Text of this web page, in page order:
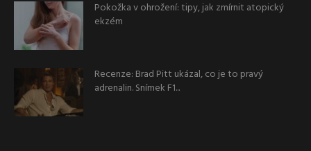
Pokožka v ohrožení: tipy, jak zmírnit atopický
ekzém
Recenze: Brad Pitt ukázal, co je to pravý
adrenalin. Snímek F1...